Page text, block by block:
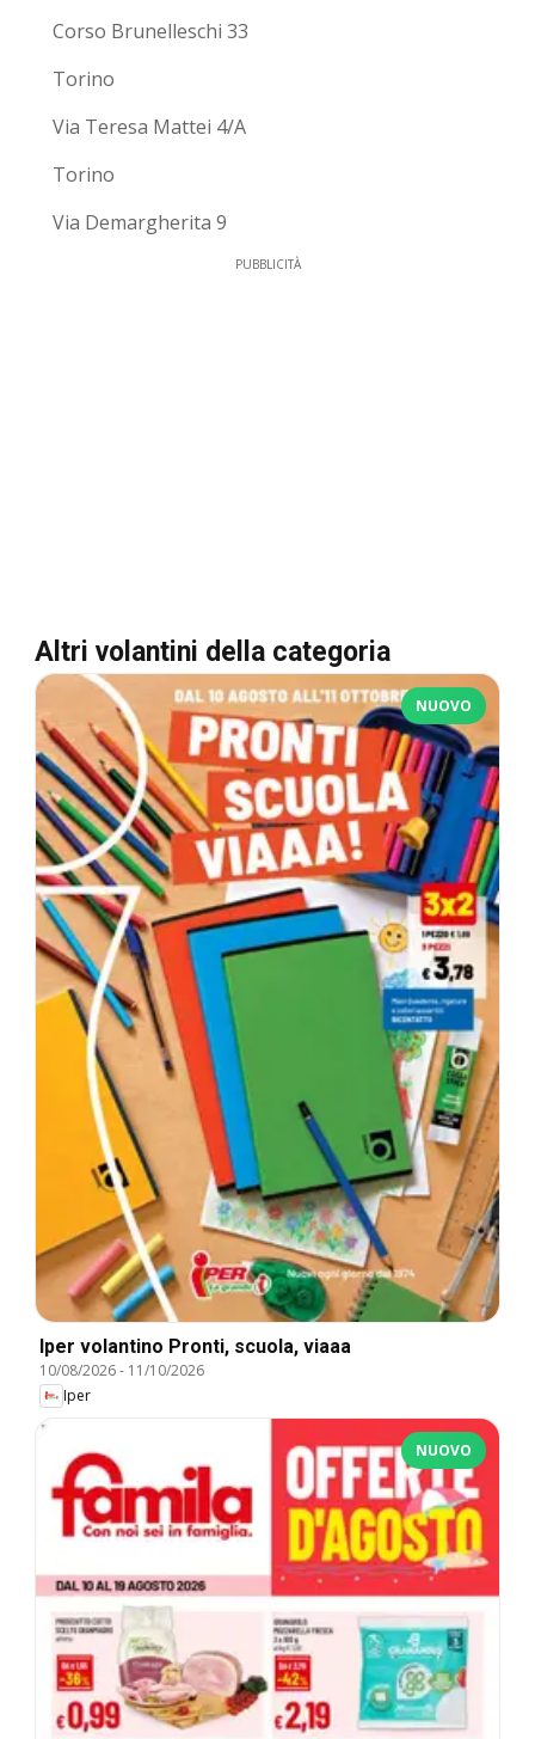
Corso Brunelleschi 33
Torino
Via Teresa Mattei 4/A
Torino
Via Demargherita 9
PUBBLICITÀ
Altri volantini della categoria
NUOVO
Iper volantino Pronti, scuola, viaaa
10/08/2026- 11/10/2026
Iper
NUOVO